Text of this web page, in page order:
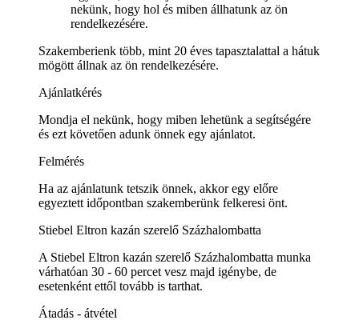
nekünk, hogy hol és miben állhatunk az ön
rendelkezésére.
Szakemberienk több, mint 20 éves tapasztalattal a hátuk
mögött állnak az ön rendelkezésére.
Ajánlatkérés
Mondja el nekünk, hogy miben lehetünk a segítségére
és ezt követően adunk önnek egy ajánlatot.
Felmérés
Ha az ajánlatunk tetszik önnek, akkor egy előre
egyeztett időpontban szakemberünk felkeresi önt.
Stiebel Eltron kazán szerelő Százhalombatta
A Stiebel Eltron kazán szerelő Százhalombatta munka
várhatóan 30 - 60 percet vesz majd igénybe, de
esetenként ettől tovább is tarthat.
Átadás - átvétel